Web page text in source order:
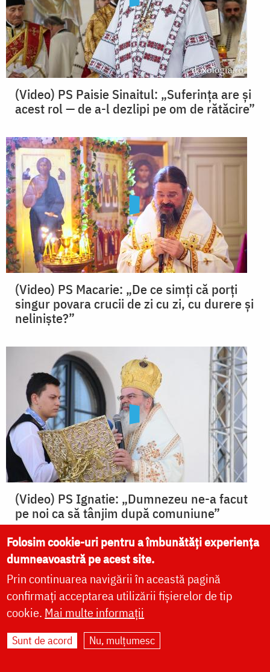
(Video) PS Paisie Sinaitul: „Suferința are și
acest rol — de a-l dezlipi pe om de rătăcire”
(Video) PS Macarie: „De ce simți că porți
singur povara crucii de zi cu zi, cu durere și
neliniște?”
(Video) PS Ignatie: „Dumnezeu ne-a facut
pe noi ca să tânjim după comuniune”
Folosim cookie-uri pentru a îmbunătăți experiența
dumneavoastră pe acest site.
Prin continuarea navigării în această pagină
confirmați acceptarea utilizării fișierelor de tip
cookie. Mai multe informații
Sunt de acord Nu, mulțumesc